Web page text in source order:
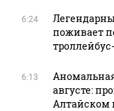
6:24
поживает
6:13
августе:
Алтайском